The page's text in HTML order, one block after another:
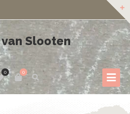
Slooten
0
0